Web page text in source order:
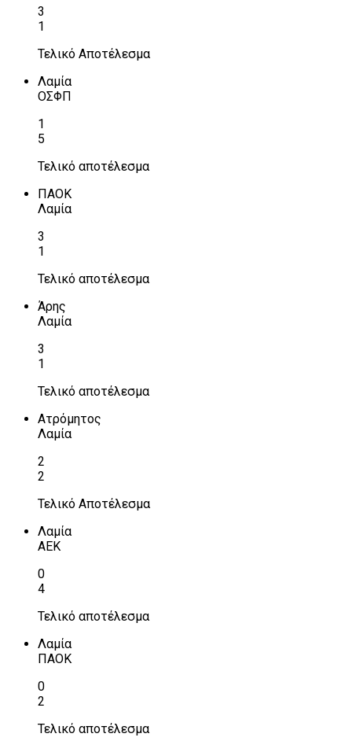
3
1
Τελικό Αποτέλεσμα
Λαμία
ΟΣΦΠ
1
5
Τελικό αποτέλεσμα
ΠΑΟΚ
Λαμία
3
1
Τελικό αποτέλεσμα
Άρης
Λαμία
3
1
Τελικό αποτέλεσμα
Ατρόμητος
Λαμία
2
2
Τελικό Αποτέλεσμα
Λαμία
ΑΕΚ
0
4
Τελικό αποτέλεσμα
Λαμία
ΠΑΟΚ
0
2
Τελικό αποτέλεσμα